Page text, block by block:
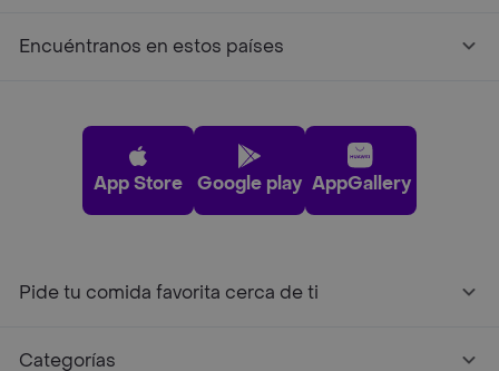
Encuéntranos en estos países
App Store Google play AppGallery
Pide tu comida favorita cerca de ti
Categorías